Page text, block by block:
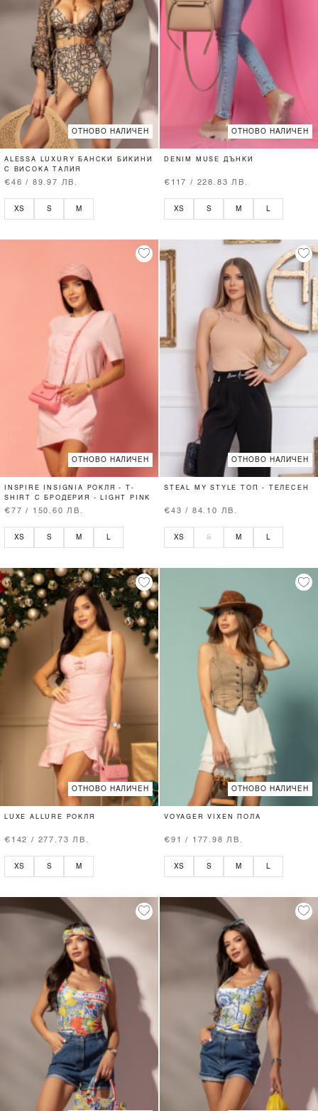
ОТНОВО НАЛИЧЕН
ALESSA LUXURY БАНСКИ БИКИНИ
С ВИСОКА ТАЛИЯ
€46 / 89.97 ЛВ.
XS S M
ОТНОВО НАЛИЧЕН
DENIM MUSE ДЪНКИ
€117 / 228.83 ЛВ.
XS S M
ОТНОВО НАЛИЧЕН
INSPIRE INSIGNIA РОКЛЯ - T-
SHIRT С БРОДЕРИЯ - LIGHT PINK
€77 / 150.60 ЛВ.
XS S M L
ОТНОВО НАЛИЧЕН
STEAL MY STYLE ТОП - ТЕЛЕСЕН
€43 / 84.10 ЛВ.
XS S M L
ОТНОВО НАЛИЧЕН
LUXE ALLURE РОКЛЯ
€142 / 277.73 ЛВ.
XS S M
ОТНОВО НАЛИЧЕН
VOYAGER VIXEN ПОЛА
€91 / 177.98 ЛВ.
XS S M